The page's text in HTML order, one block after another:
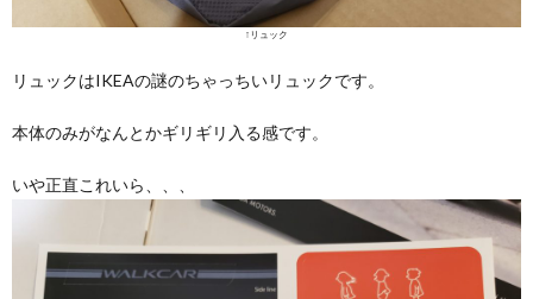
↑リュック
リュックはIKEAの謎のちゃっちいリュックです。
本体のみがなんとかギリギリ入る感です。
いや正直これいら、、、